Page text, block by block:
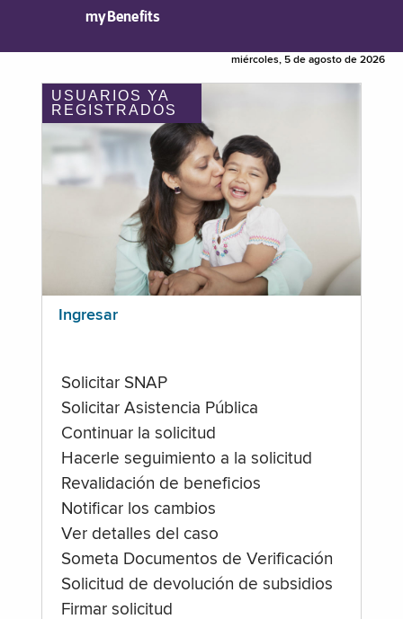
myBenefits
miércoles, 5 de agosto de 2026
USUARIOS YA
REGISTRADOS
Ingresar
Solicitar SNAP
Solicitar Asistencia Pública
Continuar la solicitud
Hacerle seguimiento a la solicitud
Revalidación de beneficios
Notificar los cambios
Ver detalles del caso
Someta Documentos de Verificación
Solicitud de devolución de subsidios
Firmar solicitud